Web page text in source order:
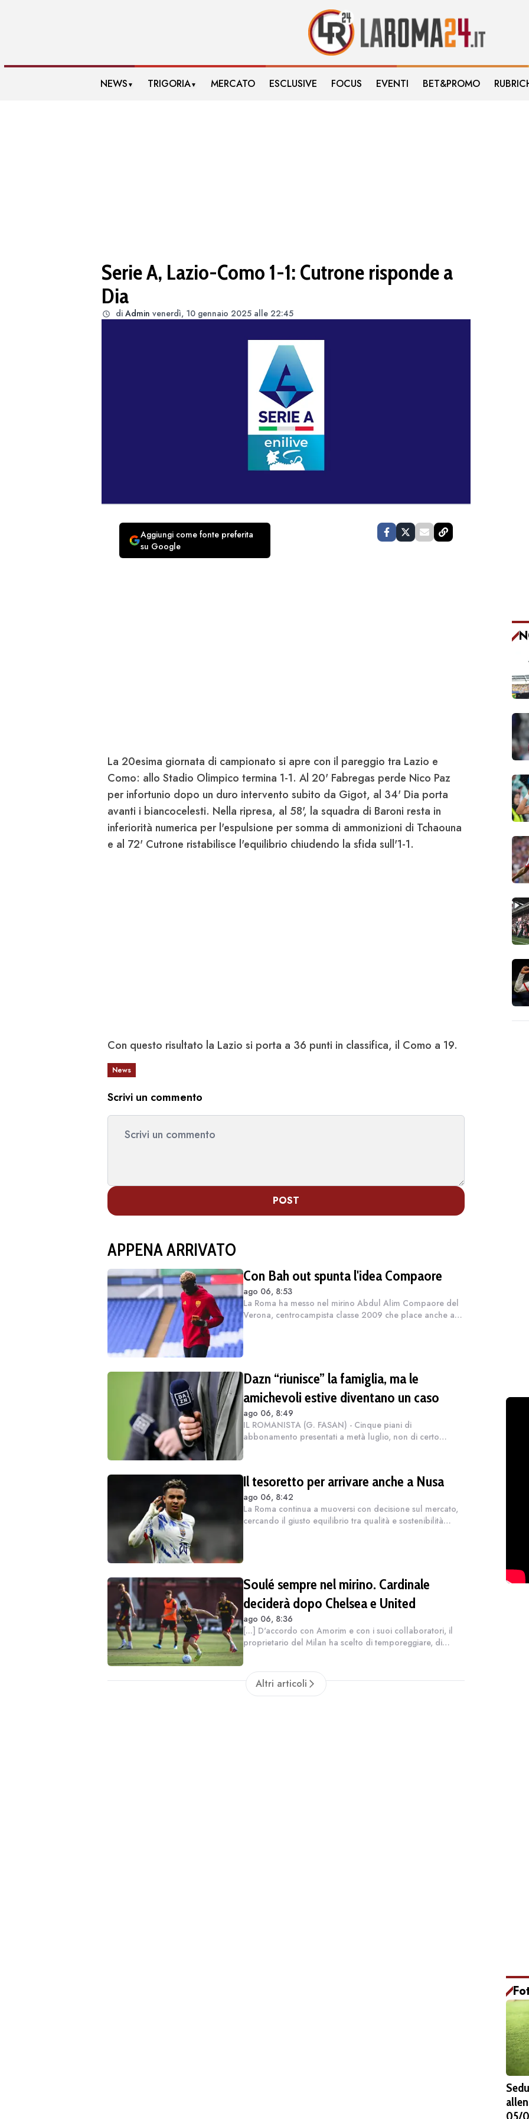
NEWS ▼ TRIGORIA▼ MERCATO ESCLUSIVE FOCUS EVENTI BET&PROMO
Serie A, Lazio-Como 1-1: Cutrone risponde a
Dia
di Admin venerdì, 10 gennaio 2025 alle 22:45
Aggiungi come fonte preferita
su Google
La 20esima giornata di campionato si apre con il pareggio tra Lazio e
Como: allo Stadio Olimpico termina 1-1. Al 20' Fabregas perde Nico Paz
per infortunio dopo un duro intervento subito da Gigot, al 34' Dia porta
avanti i biancocelesti. Nella ripresa, al 58', la squadra di Baroni resta in
inferiorità numerica per l'espulsione per somma di ammonizioni di Tchaouna
e al 72' Cutrone ristabilisce l'equilibrio chiudendo la sfida sull'1-1.
Con questo risultato la Lazio si porta a 36 punti in classifica, il Como a 19.
News
Scrivi un commento
POST
APPENA ARRIVATO
Con Bah out spunta l'idea Compaore
ago 06, 8:53
La Roma ha messo nel mirino Abdul Alim Compaore del
Verona, centrocampista classe 2009 che place anche a
Dazn “riunisce” la famiglia, ma le
amichevoli estive diventano un caso
ago 06, 8:49
IL ROMANISTA (G. FASAN) - Cinque piani di
abbonamento presentati a metà luglio, non di certo
Il tesoretto per arrivare anche a Nusa
ago 06, 8:42
La Roma continua a muoversi con decisione sul mercato,
cercando il giusto equilibrio tra qualità e sostenibilità
Soulé sempre nel mirino. Cardinale
deciderà dopo Chelsea e United
ago 06, 8:36
[...] D'accordo con Amorim e con i suoi collaboratori, il
proprietario del Milan ha scelto di temporeggiare, di
Altri articoli